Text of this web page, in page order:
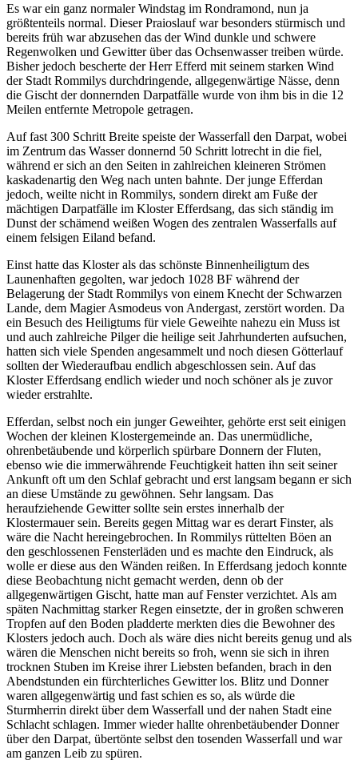
Es war ein ganz normaler Windstag im Rondramond, nun ja
größtenteils normal. Dieser Praioslauf war besonders stürmisch und
bereits früh war abzusehen das der Wind dunkle und schwere
Regenwolken und Gewitter über das Ochsenwasser treiben würde.
Bisher jedoch bescherte der Herr Efferd mit seinem starken Wind
der Stadt Rommilys durchdringende, allgegenwärtige Nässe, denn
die Gischt der donnernden Darpatfälle wurde von ihm bis in die 12
Meilen entfernte Metropole getragen.
Auf fast 300 Schritt Breite speiste der Wasserfall den Darpat, wobei
im Zentrum das Wasser donnernd 50 Schritt lotrecht in die fiel,
während er sich an den Seiten in zahlreichen kleineren Strömen
kaskadenartig den Weg nach unten bahnte. Der junge Efferdan
jedoch, weilte nicht in Rommilys, sondern direkt am Fuße der
mächtigen Darpatfälle im Kloster Efferdsang, das sich ständig im
Dunst der schämend weißen Wogen des zentralen Wasserfalls auf
einem felsigen Eiland befand.
Einst hatte das Kloster als das schönste Binnenheiligtum des
Launenhaften gegolten, war jedoch 1028 BF während der
Belagerung der Stadt Rommilys von einem Knecht der Schwarzen
Lande, dem Magier Asmodeus von Andergast, zerstört worden. Da
ein Besuch des Heiligtums für viele Geweihte nahezu ein Muss ist
und auch zahlreiche Pilger die heilige seit Jahrhunderten aufsuchen,
hatten sich viele Spenden angesammelt und noch diesen Götterlauf
sollten der Wiederaufbau endlich abgeschlossen sein. Auf das
Kloster Efferdsang endlich wieder und noch schöner als je zuvor
wieder erstrahlte.
Efferdan, selbst noch ein junger Geweihter, gehörte erst seit einigen
Wochen der kleinen Klostergemeinde an. Das unermüdliche,
ohrenbetäubende und körperlich spürbare Donnern der Fluten,
ebenso wie die immerwährende Feuchtigkeit hatten ihn seit seiner
Ankunft oft um den Schlaf gebracht und erst langsam begann er sich
an diese Umstände zu gewöhnen. Sehr langsam. Das
heraufziehende Gewitter sollte sein erstes innerhalb der
Klostermauer sein. Bereits gegen Mittag war es derart Finster, als
wäre die Nacht hereingebrochen. In Rommilys rüttelten Böen an
den geschlossenen Fensterläden und es machte den Eindruck, als
wolle er diese aus den Wänden reißen. In Efferdsang jedoch konnte
diese Beobachtung nicht gemacht werden, denn ob der
allgegenwärtigen Gischt, hatte man auf Fenster verzichtet. Als am
späten Nachmittag starker Regen einsetzte, der in großen schweren
Tropfen auf den Boden pladderte merkten dies die Bewohner des
Klosters jedoch auch. Doch als wäre dies nicht bereits genug und als
wären die Menschen nicht bereits so froh, wenn sie sich in ihren
trocknen Stuben im Kreise ihrer Liebsten befanden, brach in den
Abendstunden ein fürchterliches Gewitter los. Blitz und Donner
waren allgegenwärtig und fast schien es so, als würde die
Sturmherrin direkt über dem Wasserfall und der nahen Stadt eine
Schlacht schlagen. Immer wieder hallte ohrenbetäubender Donner
über den Darpat, übertönte selbst den tosenden Wasserfall und war
am ganzen Leib zu spüren.